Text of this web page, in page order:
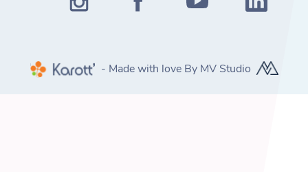
- Made with love By MV Studio